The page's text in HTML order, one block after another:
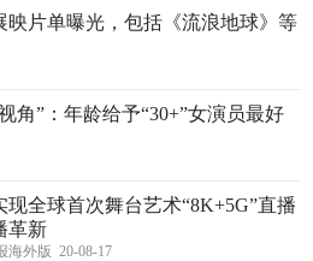
映片单曝光，包括《流浪地球》等
角”：年龄给予“30+”女演员最好
现全球首次舞台艺术“8K+5G”直播
革新
海外版 20-08-17